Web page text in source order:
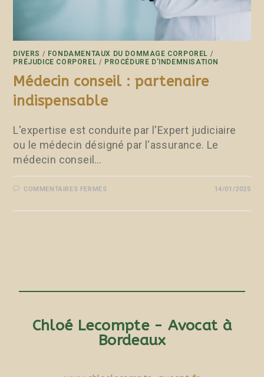
DIVERS / FONDAMENTAUX DU DOMMAGE CORPOREL /
PRÉJUDICE CORPOREL / PROCÉDURE D'INDEMNISATION
Médecin conseil : partenaire
indispensable
L'expertise est conduite par l'Expert judiciaire
ou le médecin désigné par l'assurance. Le
médecin conseil…
COMMENTAIRES FERMÉS 14/01/2025
Chloé Lecompte - Avocat à
Bordeaux